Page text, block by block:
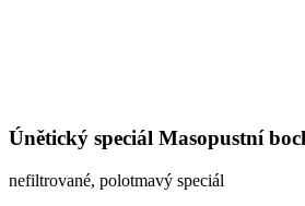
Únětický speciál Masopustní
nefiltrované, polotmavý speciál